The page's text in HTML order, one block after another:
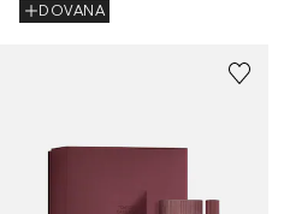
DOVANA